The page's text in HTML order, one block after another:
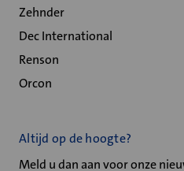
Zehnder
Dec International
Renson
Orcon
Altijd op de hoogte?
Meld u dan aan voor onze